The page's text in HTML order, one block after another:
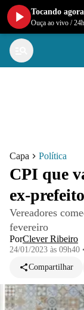
Capa Política
CPI que
ex-
Vereadores
fevereiro
PorClever Ribeiro
24/01/2023 às 09h40 •
Compartilhar
Tocando
Ouça ao vivo /24h